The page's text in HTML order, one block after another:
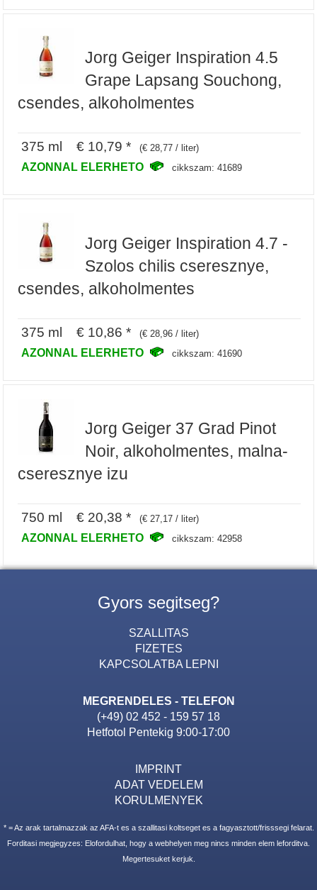
Jorg Geiger Inspiration 4.5
Grape Lapsang Souchong,
csendes, alkoholmentes
375 ml € 10,79 * (€ 28,77 / liter)
AZONNAL ELERHETO cikkszam: 41689
Jorg Geiger Inspiration 4.7 -
Szolos chilis cseresznye,
csendes, alkoholmentes
375 ml € 10,86 * (€ 28,96 / liter)
AZONNAL ELERHETO cikkszam: 41690
Jorg Geiger 37 Grad Pinot
Noir, alkoholmentes, malna-
cseresznye izu
750 ml € 20,38 * (€ 27,17 / liter)
AZONNAL ELERHETO cikkszam: 42958
Gyors segitseg?
SZALLITAS
FIZETES
KAPCSOLATBA LEPNI
MEGRENDELES - TELEFON
(+49) 02 452 - 159 57 18
Hetfotol Pentekig 9:00-17:00
IMPRINT
ADAT VEDELEM
KORULMENYEK
* = Az arak tartalmazzak az AFA-t es a szallitasi koltseget es a fagyasztott/frisssegi felarat.
Forditasi megjegyzes: Elofordulhat, hogy a webhelyen meg nincs minden elem leforditva.
Megertesuket kerjuk.